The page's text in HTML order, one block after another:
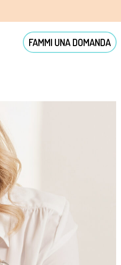
FAMMI UNA DOMANDA